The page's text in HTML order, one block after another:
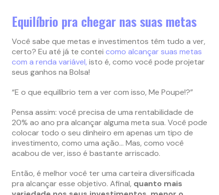
Equilíbrio pra chegar nas suas metas
Você sabe que metas e investimentos têm tudo a ver,
certo? Eu até já te contei como alcançar suas metas
com a renda variável, isto é, como você pode projetar
seus ganhos na Bolsa!
“E o que equilíbrio tem a ver com isso, Me Poupe!?”
Pensa assim: você precisa de uma rentabilidade de
20% ao ano pra alcançar alguma meta sua. Você pode
colocar todo o seu dinheiro em apenas um tipo de
investimento, como uma ação… Mas, como você
acabou de ver, isso é bastante arriscado.
Então, é melhor você ter uma carteira diversificada
pra alcançar esse objetivo. Afinal, quanto mais